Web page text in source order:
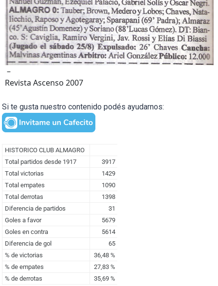
–
Revista Ascenso 2007
Si te gusta nuestro contenido podés ayudarnos: